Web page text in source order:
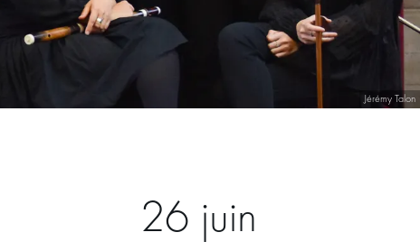
Jérémy Talon
26 juin